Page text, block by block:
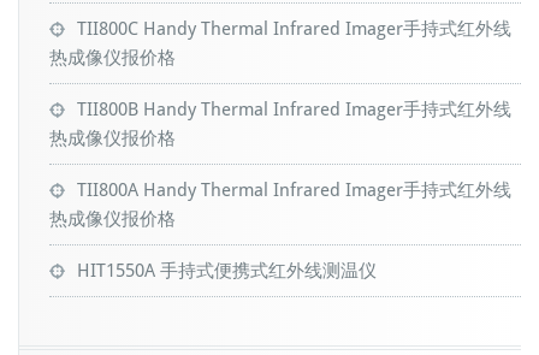
TII800C Handy Thermal Infrared Imager手持式红外线
热成像仪报价格
TII800B Handy Thermal Infrared Imager手持式红外线
热成像仪报价格
TII800A Handy Thermal Infrared Imager手持式红外线
热成像仪报价格
HIT1550A 手持式便携式红外线测温仪